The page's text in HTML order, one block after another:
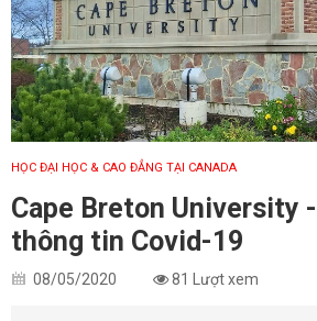
HỌC ĐẠI HỌC & CAO ĐẲNG TẠI CANADA
Cape Breton University
thông tin Covid-19
08/05/2020 81 Lượt xem